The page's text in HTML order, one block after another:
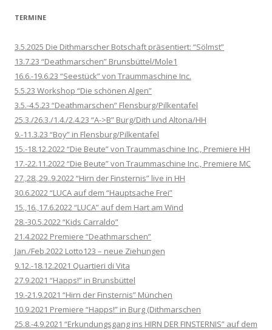
TERMINE
3.5.2025 Die Dithmarscher Botschaft präsentiert: “Sölmst”
13.7.23 “Deathmarschen” Brunsbüttel/Mole1
16.6.-19.6.23 “Seestück” von Traummaschine Inc.
5.5.23 Workshop “Die schönen Algen”
3.5.-4.5.23 “Deathmarschen” Flensburg/Pilkentafel
25.3./26.3./1.4./2.4.23 “A->B” Burg/Dith und Altona/HH
9.-11.3.23 “Boy” in Flensburg/Pilkentafel
15.-18.12.2022 “Die Beute” von Traummaschine Inc., Premiere HH
17.-22.11.2022 “Die Beute” von Traummaschine Inc., Premiere MC
27.,28.,29..9.2022 “Hirn der Finsternis” live in HH
30.6.2022 “LUCA auf dem “Hauptsache Frei”
15.,16.,17.6.2022 “LUCA” auf dem Hart am Wind
28.-30.5.2022 “Kids Carraldo”
21.4.2022 Premiere “Deathmarschen”
Jan./Feb.2022 Lotto123 – neue Ziehungen
9.12.-18.12.2021 Quartieri di Vita
27.9.2021 “Happs!” in Brunsbüttel
19.-21.9.2021 “Hirn der Finsternis” München
10.9.2021 Premiere “Happs!” in Burg (Dithmarschen
25.8.-4.9.2021 “Erkundungsgang ins HIRN DER FINSTERNIS” auf dem